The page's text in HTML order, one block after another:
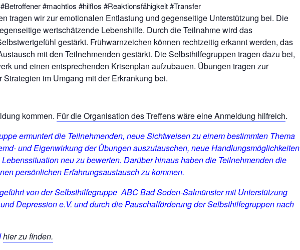
#machtlos #hilflos #Reaktionsfähigkeit #Transfer
tragen wir zur emotionalen Entlastung und gegenseitige Unterstützung bei. Die
wertschätzende Lebenshilfe. Durch die Teilnahme wird das
gestärkt. Frühwarnzeichen können rechtzeitig erkannt werden, das
mit den Teilnehmenden gestärkt. Die Selbsthilfegruppen tragen dazu bei,
und einen entsprechenden Krisenplan aufzubauen. Übungen tragen zur
im Umgang mit der Erkrankung bei.
kommen. Für die Organisation des Treffens wäre eine Anmeldung hilfreich.
ermuntert die Teilnehmenden, neue Sichtweisen zu einem bestimmten Thema
und Eigenwirkung der Übungen auszutauschen, neue Handlungsmöglichkeiten
neu zu bewerten. Darüber hinaus haben die Teilnehmenden die
persönlichen Erfahrungsaustausch zu kommen.
von der Selbsthilfegruppe ABCBad Soden-Salmünstermit Unterstützung
Depression e.V. und durch die Pauschalförderung der Selbsthilfegruppen nach
hier zu finden.